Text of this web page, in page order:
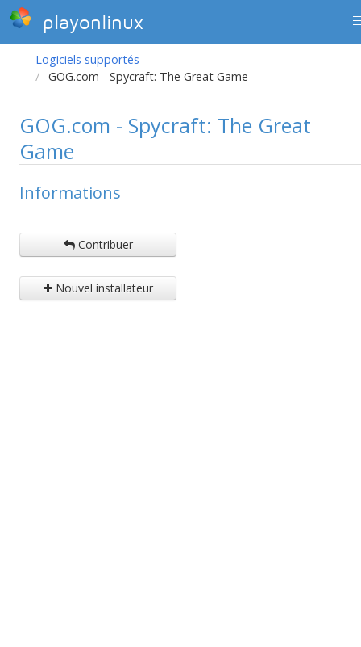
playonlinux
Logiciels supportés
GOG.com - Spycraft: The Great Game
GOG.com - Spycraft: The Great
Game
Informations
Contribuer
Nouvel installateur